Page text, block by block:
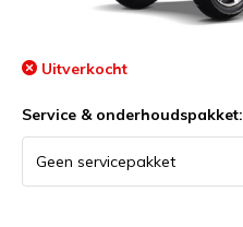
Uitverkocht
Service & onderhoudspakket: